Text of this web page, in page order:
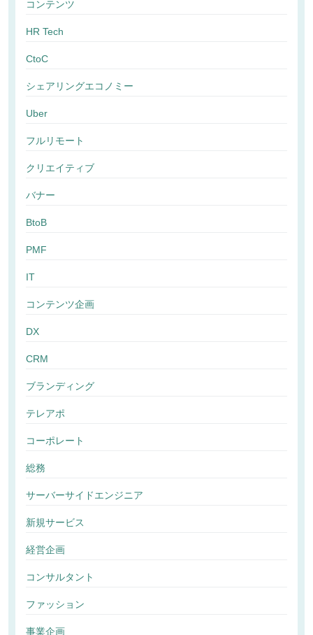
コンテンツ
HR Tech
CtoC
シェアリングエコノミー
Uber
フルリモート
クリエイティブ
バナー
BtoB
PMF
IT
コンテンツ企画
DX
CRM
ブランディング
テレアポ
コーポレート
総務
サーバーサイドエンジニア
新規サービス
経営企画
コンサルタント
ファッション
事業企画